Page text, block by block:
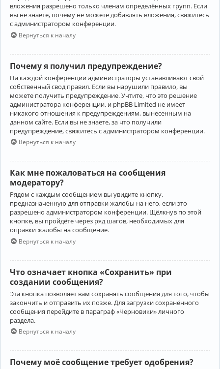
вложения разрешено только членам определённых групп. Если
вы не знаете, почему не можете добавлять вложения, свяжитесь
с администратором конференции.
Вернуться к началу
Почему я получил предупреждение?
На каждой конференции администраторы устанавливают свой
собственный свод правил. Если вы нарушили правило, вы
можете получить предупреждение. Учтите, что это решение
администратора конференции, и phpBB Limited не имеет
никакого отношения к предупреждениям, вынесенным на
данном сайте. Если вы не знаете, за что получили
предупреждение, свяжитесь с администратором конференции.
Вернуться к началу
Как мне пожаловаться на сообщения
модератору?
Рядом с каждым сообщением вы увидите кнопку,
предназначенную для отправки жалобы на него, если это
разрешено администратором конференции. Щёлкнув по этой
кнопке, вы пройдёте через ряд шагов, необходимых для
оправки жалобы на сообщение.
Вернуться к началу
Что означает кнопка «Сохранить» при
создании сообщения?
Эта кнопка позволяет вам сохранять сообщения для того, чтобы
закончить и отправить их позже. Для загрузки сохранённого
сообщения перейдите в параграф «Черновики» личного
раздела.
Вернуться к началу
Почему моё сообщение требует одобрения?